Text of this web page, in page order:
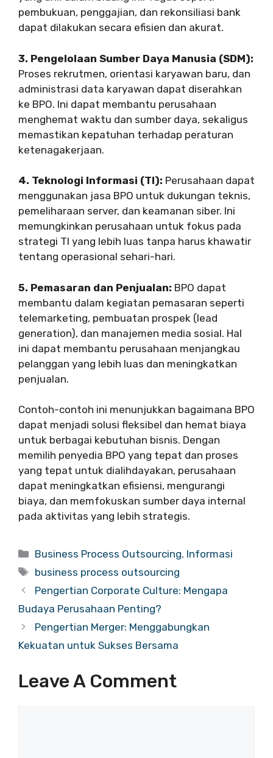
pembukuan, penggajian, dan rekonsiliasi bank
dapat dilakukan secara efisien dan akurat.
3. Pengelolaan Sumber Daya Manusia (SDM):
Proses rekrutmen, orientasi karyawan baru, dan
administrasi data karyawan dapat diserahkan
ke BPO. Ini dapat membantu perusahaan
menghemat waktu dan sumber daya, sekaligus
memastikan kepatuhan terhadap peraturan
ketenagakerjaan.
4. Teknologi Informasi (TI): Perusahaan dapat
menggunakan jasa BPO untuk dukungan teknis,
pemeliharaan server, dan keamanan siber. Ini
memungkinkan perusahaan untuk fokus pada
strategi TI yang lebih luas tanpa harus khawatir
tentang operasional sehari-hari.
5. Pemasaran dan Penjualan: BPO dapat
membantu dalam kegiatan pemasaran seperti
telemarketing, pembuatan prospek (lead
generation), dan manajemen media sosial. Hal
ini dapat membantu perusahaan menjangkau
pelanggan yang lebih luas dan meningkatkan
penjualan.
Contoh-contoh ini menunjukkan bagaimana BPO
dapat menjadi solusi fleksibel dan hemat biaya
untuk berbagai kebutuhan bisnis. Dengan
memilih penyedia BPO yang tepat dan proses
yang tepat untuk dialihdayakan, perusahaan
dapat meningkatkan efisiensi, mengurangi
biaya, dan memfokuskan sumber daya internal
pada aktivitas yang lebih strategis.
Categories
Business Process Outsourcing, Informasi
Tags
business process outsourcing
Pengertian Corporate Culture: Mengapa
Budaya Perusahaan Penting?
Pengertian Merger: Menggabungkan
Kekuatan untuk Sukses Bersama
Leave A Comment